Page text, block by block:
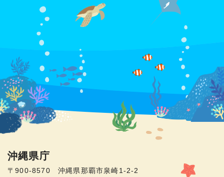
沖縄県庁
〒900-8570 沖縄県那覇市泉崎1-2-2